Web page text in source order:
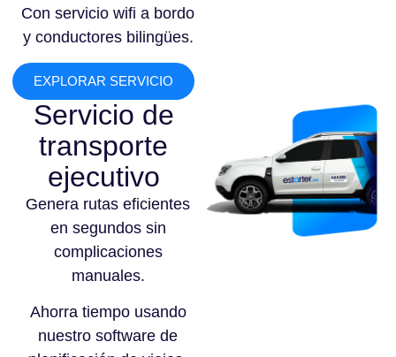
Con servicio wifi a bordo
y conductores bilingües.
EXPLORAR SERVICIO
Servicio de
transporte
ejecutivo
Genera rutas eficientes
en segundos sin
complicaciones
manuales.
Ahorra tiempo usando
nuestro software de